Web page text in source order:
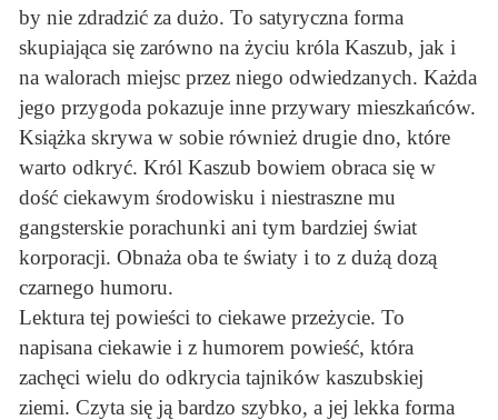
by nie zdradzić za dużo. To satyryczna forma
skupiająca się zarówno na życiu króla Kaszub, jak i
na walorach miejsc przez niego odwiedzanych. Każda
jego przygoda pokazuje inne przywary mieszkańców.
Książka skrywa w sobie również drugie dno, które
warto odkryć. Król Kaszub bowiem obraca się w
dość ciekawym środowisku i niestraszne mu
gangsterskie porachunki ani tym bardziej świat
korporacji. Obnaża oba te światy i to z dużą dozą
czarnego humoru.
Lektura tej powieści to ciekawe przeżycie. To
napisana ciekawie i z humorem powieść, która
zachęci wielu do odkrycia tajników kaszubskiej
ziemi. Czyta się ją bardzo szybko, a jej lekka forma